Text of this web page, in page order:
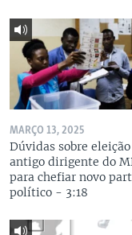
MARÇO 13, 2025
Dúvidas sobre eleição
antigo dirigente do
para chefiar novo
político - 3:18